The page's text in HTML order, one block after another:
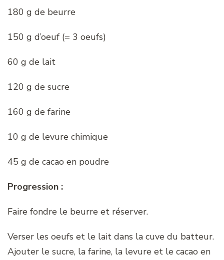
180 g de beurre
150 g d’oeuf (= 3 oeufs)
60 g de lait
120 g de sucre
160 g de farine
10 g de levure chimique
45 g de cacao en poudre
Progression :
Faire fondre le beurre et réserver.
Verser les oeufs et le lait dans la cuve du batteur.
Ajouter le sucre, la farine, la levure et le cacao en